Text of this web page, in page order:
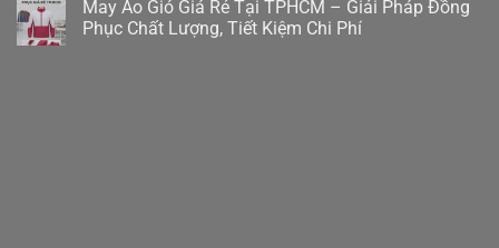
May Áo Gió Giá Rẻ Tại TPHCM – Giải Pháp Đồng
Phục Chất Lượng, Tiết Kiệm Chi Phí